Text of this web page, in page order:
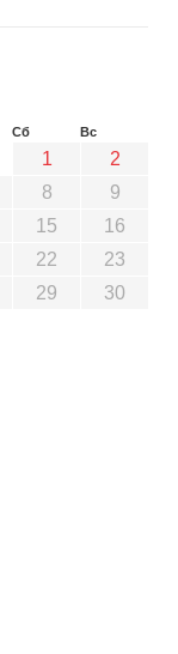
Сб Вс
1
2
8
9
15
16
22
23
29
30